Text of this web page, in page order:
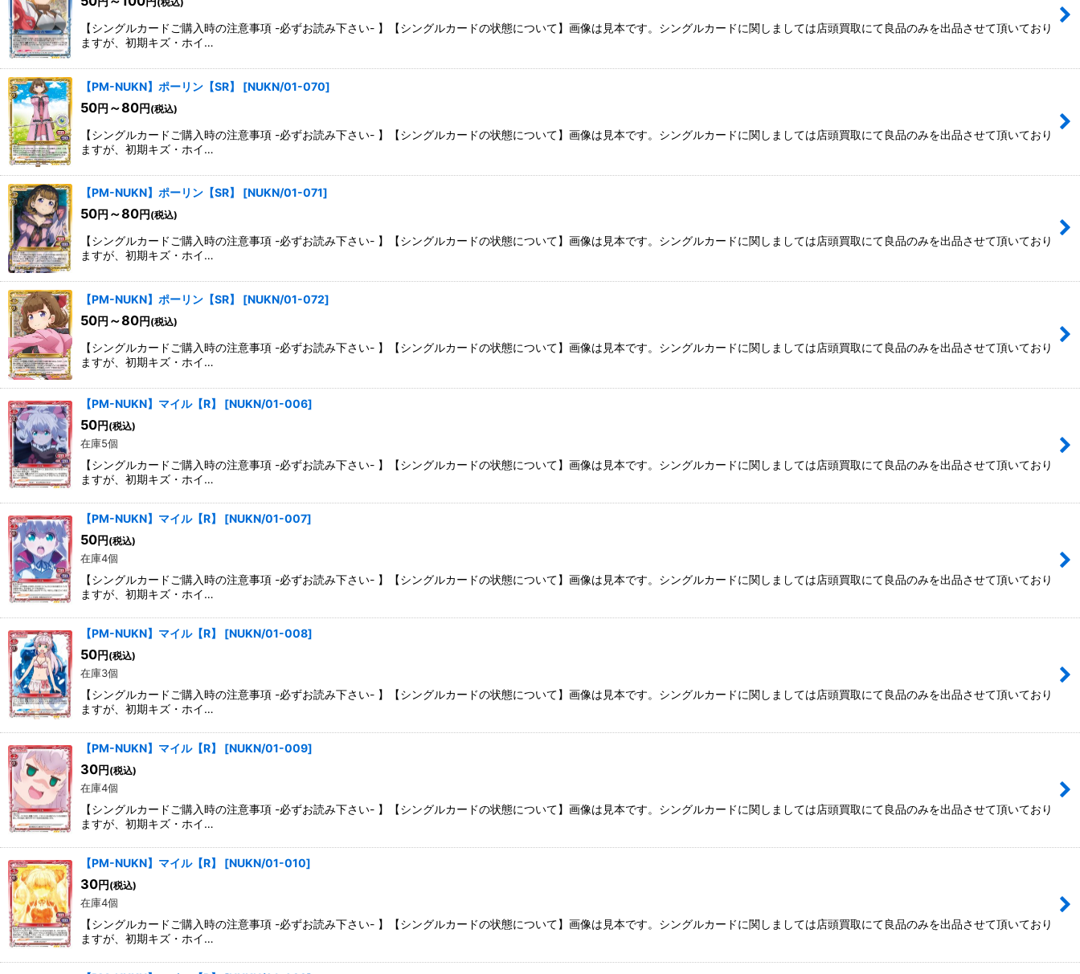
【シングルカードご購入時の注意事項 -必ずお読み下さい- 】【シングルカードの状態について】画像は見本です。シングルカードに関しましては店頭買取にて良品のみを出品させて頂いており
ますが、初期キズ・ホイ…
【PM-NUKN】ポーリン【SR】 [NUKN/01-070]
50円 ～80円 (税込)
【シングルカードご購入時の注意事項 -必ずお読み下さい- 】【シングルカードの状態について】画像は見本です。シングルカードに関しましては店頭買取にて良品のみを出品させて頂いており
ますが、初期キズ・ホイ…
【PM-NUKN】ポーリン【SR】 [NUKN/01-071]
50円 ～80円 (税込)
【シングルカードご購入時の注意事項 -必ずお読み下さい- 】【シングルカードの状態について】画像は見本です。シングルカードに関しましては店頭買取にて良品のみを出品させて頂いており
ますが、初期キズ・ホイ…
【PM-NUKN】ポーリン【SR】 [NUKN/01-072]
50円 ～80円 (税込)
【シングルカードご購入時の注意事項 -必ずお読み下さい- 】【シングルカードの状態について】画像は見本です。シングルカードに関しましては店頭買取にて良品のみを出品させて頂いており
ますが、初期キズ・ホイ…
【PM-NUKN】マイル【R】 [NUKN/01-006]
50円(税込)
在庫5個
【シングルカードご購入時の注意事項 -必ずお読み下さい- 】【シングルカードの状態について】画像は見本です。シングルカードに関しましては店頭買取にて良品のみを出品させて頂いており
ますが、初期キズ・ホイ…
【PM-NUKN】マイル【R】 [NUKN/01-007]
50円(税込)
在庫4個
【シングルカードご購入時の注意事項 -必ずお読み下さい- 】【シングルカードの状態について】画像は見本です。シングルカードに関しましては店頭買取にて良品のみを出品させて頂いており
ますが、初期キズ・ホイ…
【PM-NUKN】マイル【R】 [NUKN/01-008]
50円(税込)
在庫3個
【シングルカードご購入時の注意事項 -必ずお読み下さい- 】【シングルカードの状態について】画像は見本です。シングルカードに関しましては店頭買取にて良品のみを出品させて頂いており
ますが、初期キズ・ホイ…
【PM-NUKN】マイル【R】 [NUKN/01-009]
30円(税込)
在庫4個
【シングルカードご購入時の注意事項 -必ずお読み下さい- 】【シングルカードの状態について】画像は見本です。シングルカードに関しましては店頭買取にて良品のみを出品させて頂いており
ますが、初期キズ・ホイ…
【PM-NUKN】マイル【R】 [NUKN/01-010]
30円(税込)
在庫4個
【シングルカードご購入時の注意事項 -必ずお読み下さい- 】【シングルカードの状態について】画像は見本です。シングルカードに関しましては店頭買取にて良品のみを出品させて頂いており
ますが、初期キズ・ホイ…